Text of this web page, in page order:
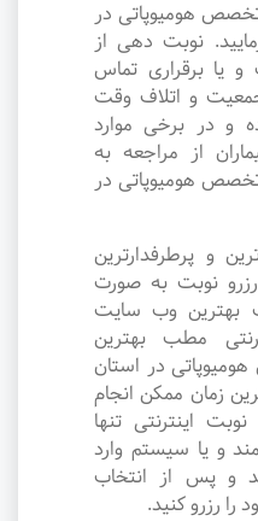
هومیوپاتی در
نوبت دهی از
یا برقراری تماس
و اتلاف وقت
و در برخی موارد
از مراجعه به
هومیوپاتی در
و پرطرفدارترین
نوبت به صورت
بهترین وب سایت
مطب بهترین
در استان
زمان ممکن انجام
اینترنتی تنها
و یا سیستم وارد
و پس از انتخاب
رزرو کنید.